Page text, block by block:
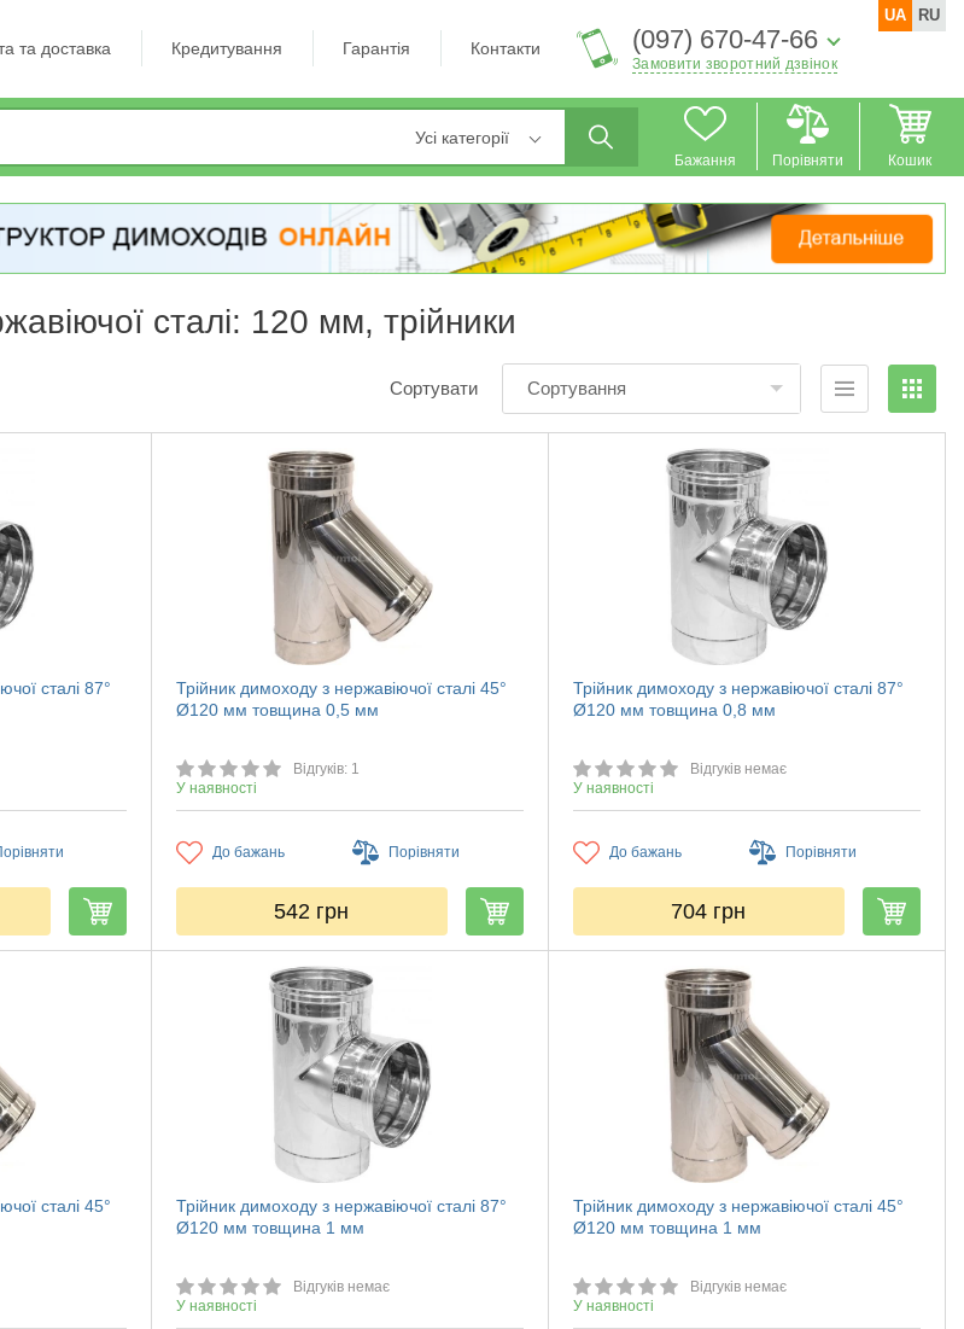
та доставка Кредитування Гарантія Контакти (097) 670-47-66
Замовити зворотний дзвінок
UA RU
Усі категорії
Бажання Порівняти Кошик
сталі: 120 мм, трійники
Сортувати Сортування
сталі 87°
Трійник димоходу з нержавіючої сталі 45°
Ø120 мм товщина 0,5 мм
Відгуків: 1
У наявності
До бажань Порівняти
542 грн
Трійник димоходу з нержавіючої сталі 87°
Ø120 мм товщина 0,8 мм
Відгуків немає
У наявності
До бажань Порівняти
704 грн
сталі 45°
Трійник димоходу з нержавіючої сталі 87°
Ø120 мм товщина 1 мм
Відгуків немає
У наявності
Трійник димоходу з нержавіючої сталі 45°
Ø120 мм товщина 1 мм
Відгуків немає
У наявності